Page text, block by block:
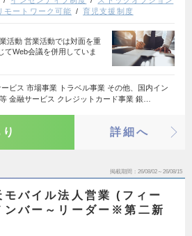
モートワーク可能 育児支援制度
活動 営業活動では対面を重
てWeb会議を併用していま
ビス 市場事業 トラベル事業 その他、国内イン
金融サービス クレジットカード事業 銀…
詳細へ
掲載期間 26/08/02～26/08/15
モバイル法人営業 (フィー
ンバー～リーダー※第二新